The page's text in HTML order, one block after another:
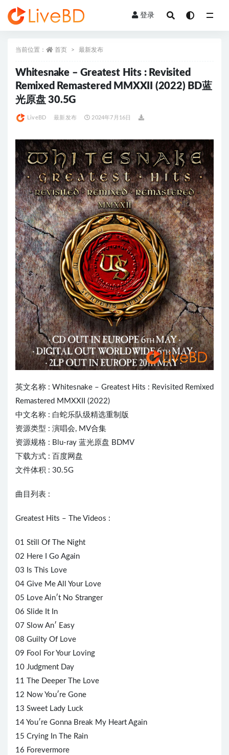
登录
当前位置： 首页 最新发布
Whitesnake – Greatest Hits : Revisited
Remixed Remastered MMXXII (2022) BD蓝
光原盘 30.5G
LiveBD 最新发布 2024年7月16日
英文名称 : Whitesnake – Greatest Hits : Revisited Remixed
Remastered MMXXII (2022)
中文名称 : 白蛇乐队级精选重制版
资源类型 : 演唱会, MV合集
资源规格 : Blu-ray 蓝光原盘 BDMV
下载方式 : 百度网盘
文件体积 : 30.5G
曲目列表 :
Greatest Hits – The Videos :
01 Still Of The Night
02 Here I Go Again
03 Is This Love
04 Give Me All Your Love
05 Love Ain′t No Stranger
06 Slide It In
07 Slow An′ Easy
08 Guilty Of Love
09 Fool For Your Loving
10 Judgment Day
11 The Deeper The Love
12 Now You′re Gone
13 Sweet Lady Luck
14 You′re Gonna Break My Heart Again
15 Crying In The Rain
16 Forevermore